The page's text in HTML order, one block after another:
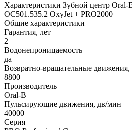
Характеристики Зубной центр Oral-
OC501.535.2 OxyJet + PRO2000
Общие характеристики
Гарантия, лет
2
Водонепроницаемость
да
Возвратно-вращательные
8800
Производитель
Oral-B
Пульсирующие движения, дв/мин
40000
Серия